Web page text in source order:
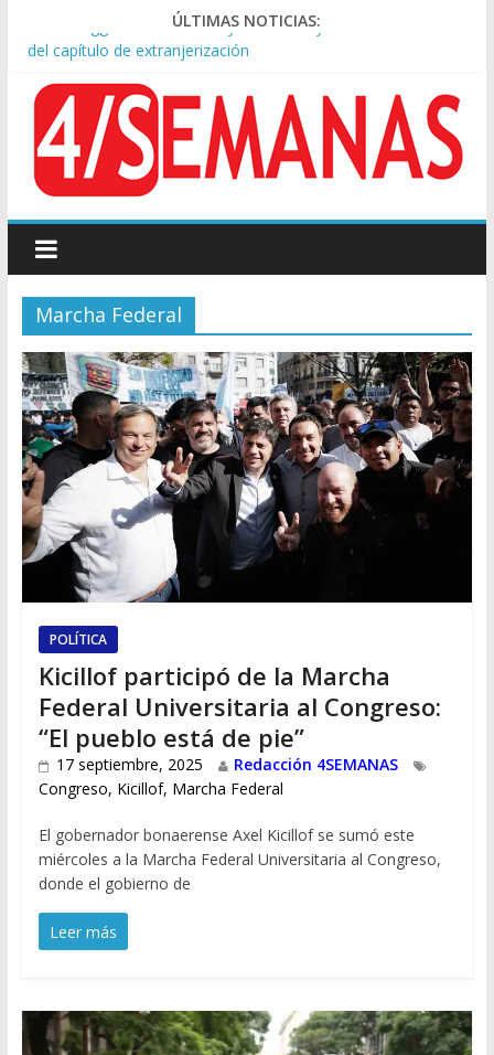
ÚLTIMAS NOTICIAS:
Sturzenegger defendió la Ley de Tierras y lamentó el retiro
del capítulo de extranjerización
Sáenz endurece su postura: rechaza cambios en Manejo del
Fuego y defiende la Ley de Tierras
Tormentas severas y fuertes ráfagas de viento: alerta del
Servicio Meteorológico
Los alquileres de departamentos en la CABA aumentaron
1,6% en julio
protesta contra la Ley de Propiedad Privada
Marcha Federal
POLÍTICA
Kicillof participó de la Marcha
Federal Universitaria al Congreso:
“El pueblo está de pie”
17 septiembre, 2025
Redacción 4SEMANAS
Congreso, Kicillof, Marcha Federal
El gobernador bonaerense Axel Kicillof se sumó este
miércoles a la Marcha Federal Universitaria al Congreso,
donde el gobierno de
Leer más